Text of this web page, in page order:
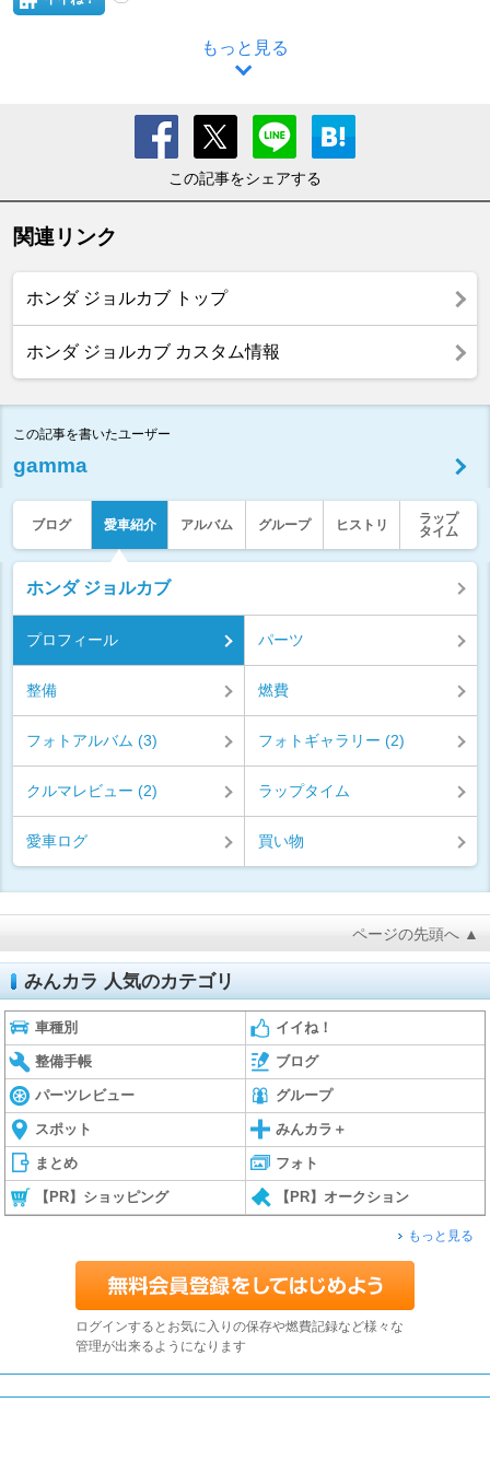
もっと見る
この記事をシェアする
関連リンク
ホンダ ジョルカブ トップ
ホンダ ジョルカブ カスタム情報
この記事を書いたユーザー
gamma
ブログ 愛車紹介 アルバム グループ ヒストリ
ラップ
タイム
ホンダ ジョルカブ
プロフィール パーツ
整備 燃費
フォトアルバム (3) フォトギャラリー (2)
クルマレビュー (2) ラップタイム
愛車ログ 買い物
ページの先頭へ ▲
みんカラ 人気のカテゴリ
車種別 イイね！
整備手帳 ブログ
パーツレビュー グループ
スポット みんカラ＋
まとめ フォト
【PR】ショッピング 【PR】オークション
もっと見る
ログインするとお気に入りの保存や燃費記録など様々な
管理が出来るようになります